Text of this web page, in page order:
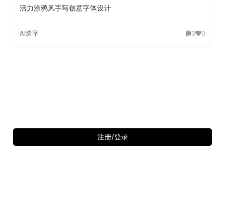
注册/登录
活力涂鸦风手写创意字体设计
AI造字 0 0